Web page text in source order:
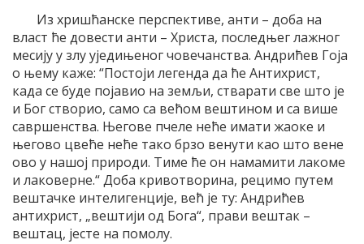
Из хришћанске перспективе, анти – доба на
власт ће довести анти – Христа, последњег лажног
месију у злу уједињеног човечанства. Андрићев Гоја
о њему каже: “Постоји легенда да ће Антихрист,
када се буде појавио на земљи, стварати све што је
и Бог створио, само са већом вештином и са више
савршенства. Његове пчеле неће имати жаоке и
његово цвеће неће тако брзо венути као што вене
ово у нашој природи. Тиме ће он намамити лакоме
и лаковерне.“ Доба кривотворина, рецимо путем
вештачке интелигенције, већ је ту: Андрићев
антихрист, „вештији од Бога“, прави вештак –
вештац, јесте на помолу.